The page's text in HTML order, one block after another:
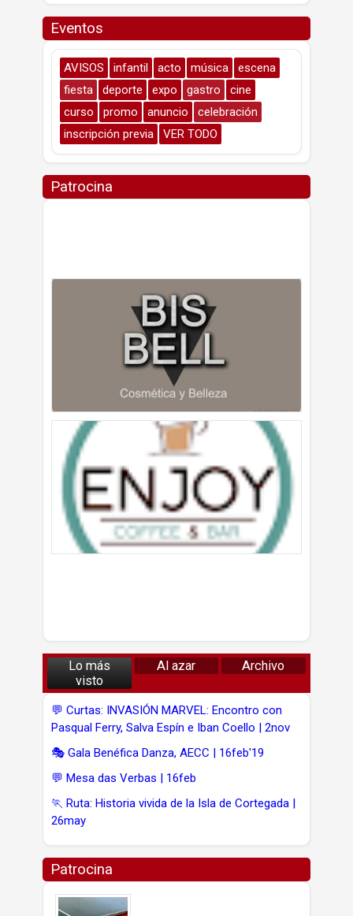
Eventos
AVISOS infantil acto música
escena
fiesta
deporte expo gastro
cine
curso
promo anuncio
celebración
inscripción previa
VER TODO
Patrocina
Lo más
visto
Al azar Archivo
💬 Curtas: INVASIÓN MARVEL: Encontro con
Pasqual Ferry, Salva Espín e Iban Coello | 2nov
🎭 Gala Benéfica Danza, AECC | 16feb'19
💬 Mesa das Verbas | 16feb
🏃 Ruta: Historia vivida de la Isla de Cortegada |
26may
Patrocina